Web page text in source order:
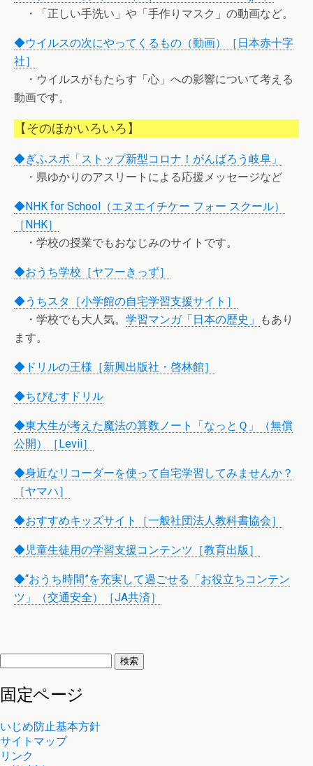
・「正しい手洗い」や「手作りマスク」の動画など。
◆ウイルスの次にやってくるもの（動画）［日本赤十字
社］
・ウイルスがもたらす「心」への影響について考える
動画です。
【そのほかいろいろ】
◆ぎふスポ「ストップ新型コロナ！がんばろう岐阜」
・県ゆかりのアスリートによる応援メッセージなど
◆NHK for School（エヌエイチケー フォー スクール）
［NHK］
・学校の授業でもおなじみのサイトです。
◆おうち学校［ヤフーきっず］
◆うちスタ［小学館の自宅学習支援サイト］
・学校でも大人気。 学習マンガ「日本の歴史」
もあり
ます。
◆ドリルの王様［新興出版社・啓林館］
◆ちびむすドリル
◆東大生が考えた魔法の算数ノート「なっとＱ」（無償
公開）［Levii］
◆身近なリコーダーを使って自宅学習してみませんか？
［ヤマハ］
◆おすすめキッズサイト［一般社団法人教科書協会］
◆児童生徒用の学習支援コンテンツ［教育出版］
◆“おうち時間”を充実して過ごせる「お役立ちコンテン
ツ」（交通安全）［JA共済］
検
固定ページ
いじめ防止基本方針
サイトマップ
リンク